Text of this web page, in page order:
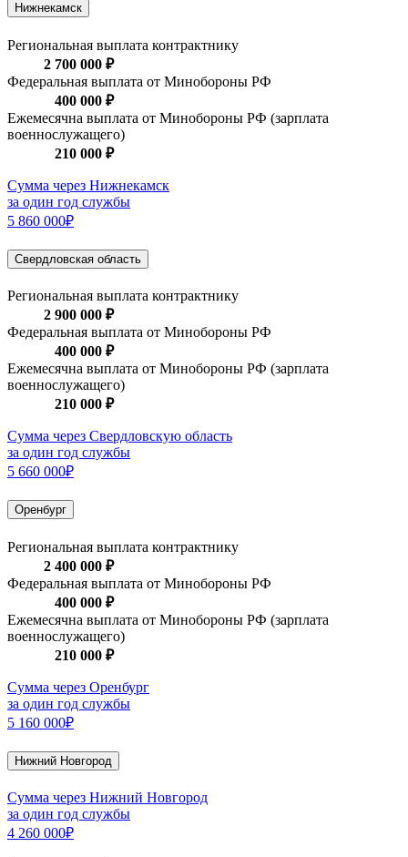
Нижнекамск
Региональная выплата контрактнику
2 700 000 ₽
Федеральная выплата от Минобороны РФ
400 000 ₽
Ежемесячна выплата от Минобороны РФ (зарплата
военнослужащего)
210 000 ₽
Сумма через Нижнекамск
за один год службы
5 860 000₽
Свердловская область
Региональная выплата контрактнику
2 900 000 ₽
Федеральная выплата от Минобороны РФ
400 000 ₽
Ежемесячна выплата от Минобороны РФ (зарплата
военнослужащего)
210 000 ₽
Сумма через Свердловскую область
за один год службы
5 660 000₽
Оренбург
Региональная выплата контрактнику
2 400 000 ₽
Федеральная выплата от Минобороны РФ
400 000 ₽
Ежемесячна выплата от Минобороны РФ (зарплата
военнослужащего)
210 000 ₽
Сумма через Оренбург
за один год службы
5 160 000₽
Нижний Новгород
Сумма через Нижний Новгород
за один год службы
4 260 000₽